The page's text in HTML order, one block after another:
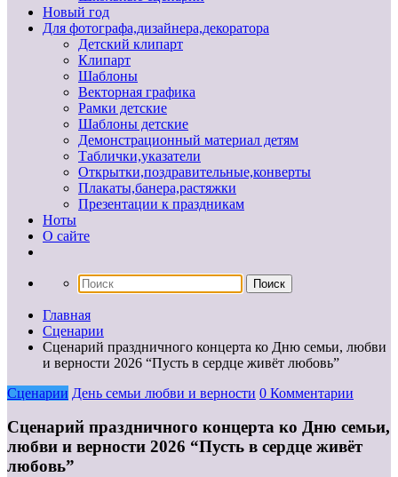
Новый год
Для фотографа,дизайнера,декоратора
Детский клипарт
Клипарт
Шаблоны
Векторная графика
Рамки детские
Шаблоны детские
Демонстрационный материал детям
Таблички,указатели
Открытки,поздравительные,конверты
Плакаты,банера,растяжки
Презентации к праздникам
Ноты
О сайте
Главная
Сценарии
Сценарий праздничного концерта ко Дню семьи, любви
и верности 2026 “Пусть в сердце живёт любовь”
Сценарии День семьи любви и верности 0 Комментарии
Сценарий праздничного концерта ко Дню семьи,
любви и верности 2026 “Пусть в сердце живёт
любовь”